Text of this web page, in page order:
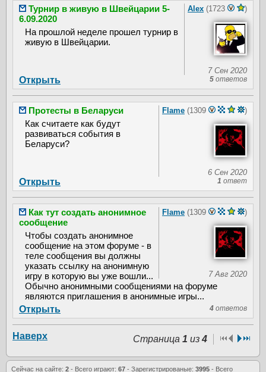
Alex (1723 )
7 Сен 2020
Турнир в живую в Швейцарии 5-
6.09.2020
На прошлой неделе прошел турнир в
живую в Швейцарии.
5 ответов
Открыть
Flame (1309 )
6 Сен 2020
Протесты в Беларуси
Как считаете как будут
развиваться события в
Беларуси?
1 ответ
Открыть
Flame (1309 )
7 Авг 2020
Как тут создать анонимное
сообщение
Чтобы создать анонимное
сообщение на этом форуме - в
теле сообщения вы должны
указать ссылку на анонимную
игру в которую вы уже вошли...
Обычно анонимными сообщениями на форуме
являются приглашения в анонимные игры...
4 ответов
Открыть
Страница 1 из4
Наверх
Сейчас на сайте: 2 - Всего играют: 67 - Зарегистрированые: 3995 - Всего